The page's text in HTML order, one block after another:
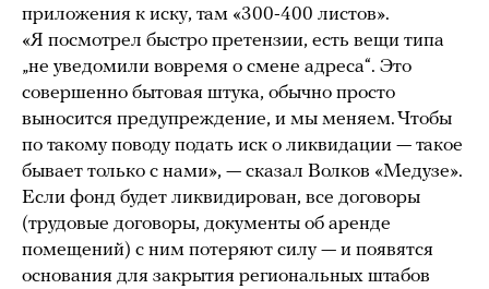
приложения к иску, там «300-400 листов».
«Я посмотрел быстро претензии, есть вещи типа
„не уведомили вовремя о смене адреса“. Это
совершенно бытовая штука, обычно просто
выносится предупреждение, и мы меняем. Чтобы
по такому поводу подать иск о ликвидации — такое
бывает только с нами», — сказал Волков «Медузе».
Если фонд будет ликвидирован, все договоры
(трудовые договоры, документы об аренде
помещений) с ним потеряют силу — и появятся
основания для закрытия региональных штабов